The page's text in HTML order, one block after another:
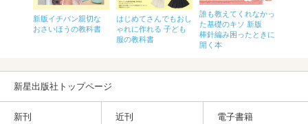
新版イチバン親切な
おさいほうの教科書
はじめてさんでもおし
ゃれに作れる 子ども
服の教科書
誰も教えてくれなかっ
た基礎のキソ 新版
棒針編み困ったときに
開く本
新星出版社トップページ
新刊 近刊 電子書籍